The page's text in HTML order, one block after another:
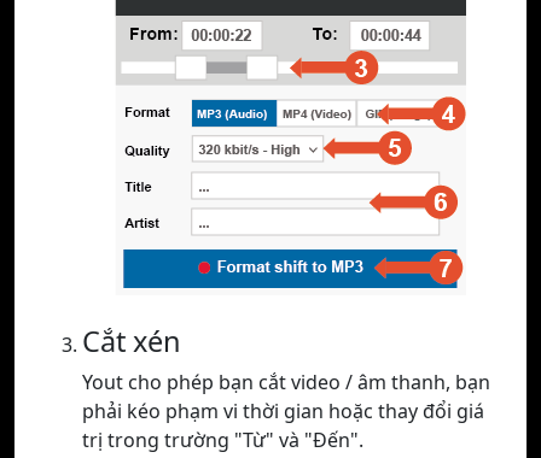
Cắt xén
Yout cho phép bạn cắt video / âm thanh, bạn
phải kéo phạm vi thời gian hoặc thay đổi giá
trị trong trường "Từ" và "Đến".